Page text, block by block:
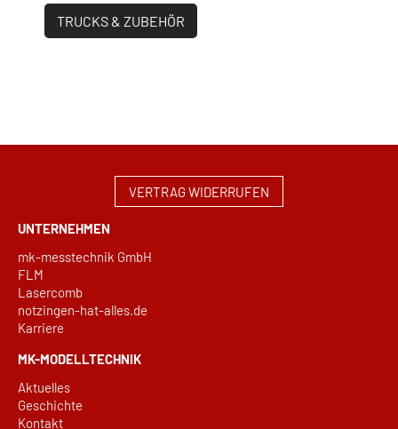
TRUCKS & ZUBEHÖR
VERTRAG WIDERRUFEN
UNTERNEHMEN
mk-messtechnik GmbH
FLM
Lasercomb
notzingen-hat-alles.de
Karriere
MK-MODELLTECHNIK
Aktuelles
Geschichte
Kontakt